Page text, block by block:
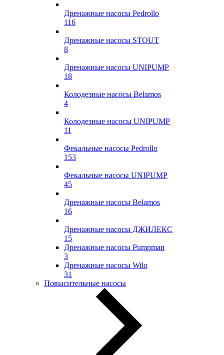
Дренажные насосы Pedrollo
116
Дренажные насосы STOUT
8
Дренажные насосы UNIPUMP
18
Колодезные насосы Belamos
4
Колодезные насосы UNIPUMP
11
Фекальные насосы Pedrollo
153
Фекальные насосы UNIPUMP
45
Дренажные насосы Belamos
16
Дренажные насосы ДЖИЛЕКС
15
Дренажные насосы Pumpman
3
Дренажные насосы Wilo
31
Повысительные насосы